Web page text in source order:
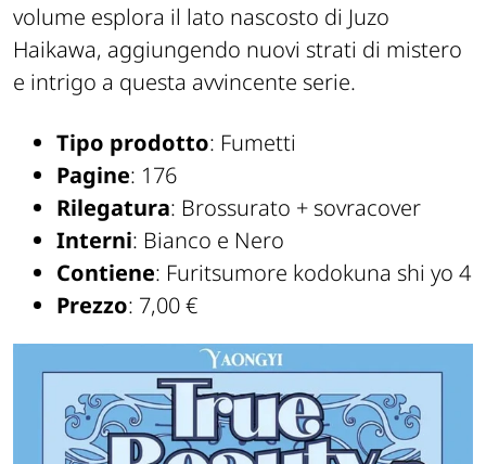
volume esplora il lato nascosto di Juzo
Haikawa, aggiungendo nuovi strati di mistero
e intrigo a questa avvincente serie.
Tipo prodotto: Fumetti
Pagine: 176
Rilegatura: Brossurato + sovracover
Interni: Bianco e Nero
Contiene: Furitsumore kodokuna shi yo 4
Prezzo: 7,00 €